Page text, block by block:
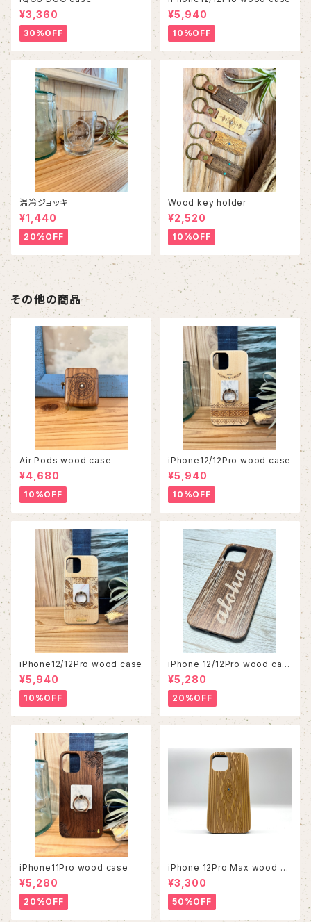
¥3,360
30%OFF
¥5,940
10%OFF
温冷ジョッキ
¥1,440
20%OFF
Wood key holder
¥2,520
10%OFF
その他の商品
Air Pods wood case
¥4,680
10%OFF
iPhone12/12Pro wood case
¥5,940
10%OFF
iPhone12/12Pro wood case
¥5,940
10%OFF
iPhone 12/12Pro wood cas
e
¥5,280
20%OFF
iPhone11Pro wood case
¥5,280
20%OFF
iPhone 12Pro Max wood ca
se
¥3,300
50%OFF